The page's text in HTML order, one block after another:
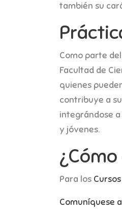
también su
Como parte
Facultad de
quienes
contribuye a
integrándose
y jóvenes.
Para los
Comuníquese